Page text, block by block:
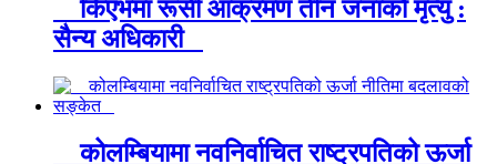
किएभमा रूसी आक्रमण तीन जनाको मृत्यु :
सैन्य अधिकारी
कोलम्बियामा नवनिर्वाचित राष्ट्रपतिको ऊर्जा